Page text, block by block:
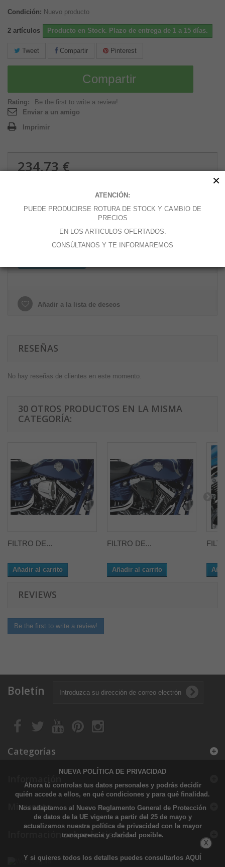
Condición: Nuevo producto
2 artículos Producto en Stock. Plazo de entrega de 1 a 15 días.
Tweet Compartir Pinterest
Compartir
Rating:
Be the first to write a review!
Enviar a un amigo
Imprimir
234,73 €
Cantidad
Añadir a la lista de deseos
RESEÑAS
No hay reseñas de clientes en este momento.
30 OTROS PRODUCTOS EN LA MISMA
CATEGORÍA:
FILTRO DE...
Añadir al carrito
FILTRO DE...
Añadir al carrito
REVIEWS
Be the first to write a review!
Boletín
Categorías
Información
Mi cuenta
Información sobre la tienda
NUEVA POLÍTICA DE PRIVACIDAD
Ahora tú controlas tus datos personales y podrás decidir
quién accede a ellos, en qué condiciones y para qué finalidad.
Nos adaptamos al Nuevo Reglamento General de Protección
de datos de la UE vigente a partir del 25 de mayo y
actualizamos nuestra política de privacidad con la mayor
transparencia y claridad posible.
Y si quieres todos los detalles puedes consultarlos AQUÍ
X
ATENCIÓN:
PUEDE PRODUCIRSE ROTURA DE STOCK Y CAMBIO DE
PRECIOS
EN LOS ARTICULOS OFERTADOS.
CONSÚLTANOS Y TE INFORMAREMOS
×